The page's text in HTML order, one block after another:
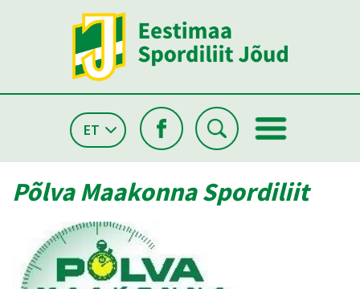
ET
Põlva Maakonna Spordiliit